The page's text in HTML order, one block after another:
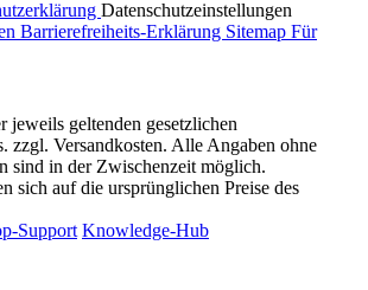
Datenschutzeinstellungen
Barrierefreiheits-Erklärung Sitemap Für
jeweils geltenden gesetzlichen
zzgl. Versandkosten. Alle Angaben ohne
sind in der Zwischenzeit möglich.
sich auf die ursprünglichen Preise des
Support Knowledge-Hub